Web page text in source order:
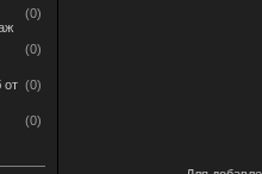
(0)
(0)
от (0)
(0)